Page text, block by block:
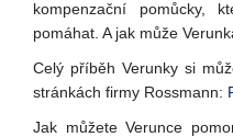
kompenzační pomůcky,
pomáhat. A jak může
Celý příběh Verunky si
stránkách firmy Rossmann:
Jak můžete Verunce